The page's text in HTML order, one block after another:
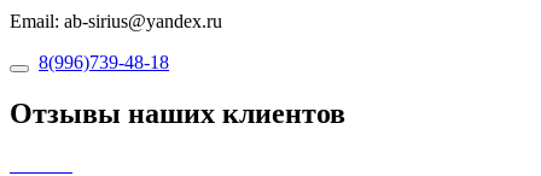
Email: ab-sirius@yandex.ru
8(996)739-48-18
Отзывы наших клиентов